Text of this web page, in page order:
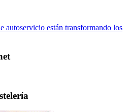
autoservicio están transformando los